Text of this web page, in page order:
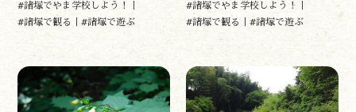
#諸塚でやま学校しよう！
#諸塚で観る
#諸塚で遊ぶ
#諸塚でやま学校しよう！
#諸塚で観る
#諸塚で遊ぶ
TEL: 0982-65-0178